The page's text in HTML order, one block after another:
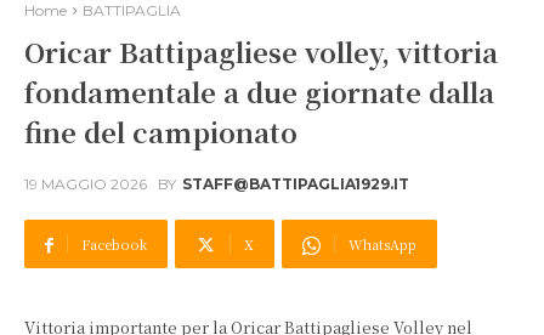
Home BATTIPAGLIA
Oricar Battipagliese volley, vittoria
fondamentale a due giornate dalla
fine del campionato
19 MAGGIO 2026 BY STAFF@BATTIPAGLIA1929.IT
Facebook X WhatsApp
Vittoria importante per la Oricar Battipagliese Volley nel